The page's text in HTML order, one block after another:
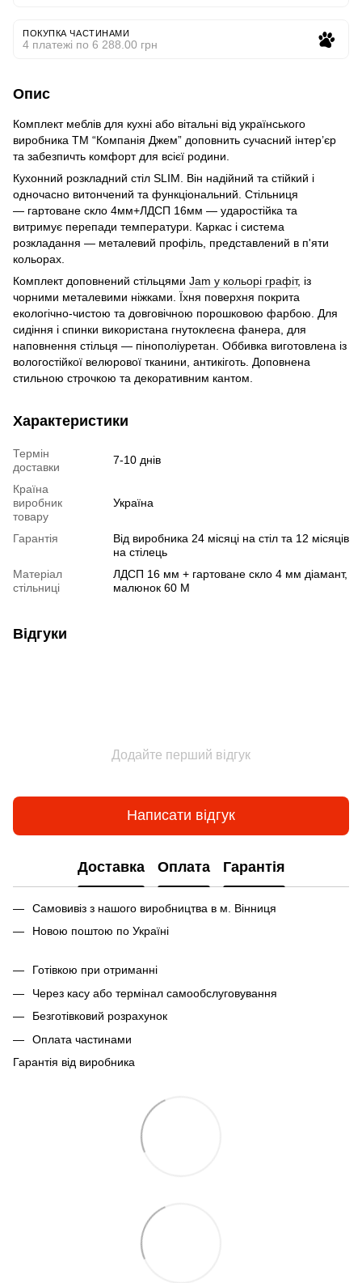
ПОКУПКА ЧАСТИНАМИ
4 платежі по 6 288.00 грн
Опис
Комплект меблів для кухні або вітальні від українського
виробника ТМ “Компанія Джем” доповнить сучасний інтер’єр
та забезпичть комфорт для всієї родини.
Кухонний розкладний стіл SLIM. Він надійний та стійкий і
одночасно витончений та функціональний. Стільниця
— гартоване скло 4мм+ЛДСП 16мм — ударостійка та
витримує перепади температури. Каркас і система
розкладання — металевий профіль, представлений в п'яти
кольорах.
Комплект доповнений стільцями Jam у кольорі графіт, із
чорними металевими ніжками. Їхня поверхня покрита
екологічно-чистою та довговічною порошковою фарбою. Для
сидіння і спинки використана гнутоклеєна фанера, для
наповнення стільця — пінополіуретан. Оббивка виготовлена із
вологостійкої велюрової тканини, антикіготь. Доповнена
стильною строчкою та декоративним кантом.
Характеристики
Термін
доставки
7-10 днів
Країна
виробник
товару
Україна
Гарантія
Від виробника 24 місяці на стіл та 12 місяців
на стілець
Матеріал
стільниці
ЛДСП 16 мм + гартоване скло 4 мм діамант,
малюнок 60 М
Відгуки
Додайте перший відгук
Написати відгук
Доставка Оплата Гарантія
Самовивіз з нашого виробництва в м. Вінниця
Новою поштою по Україні
Готівкою при отриманні
Через касу або термінал самообслуговування
Безготівковий розрахунок
Оплата частинами
Гарантія від виробника